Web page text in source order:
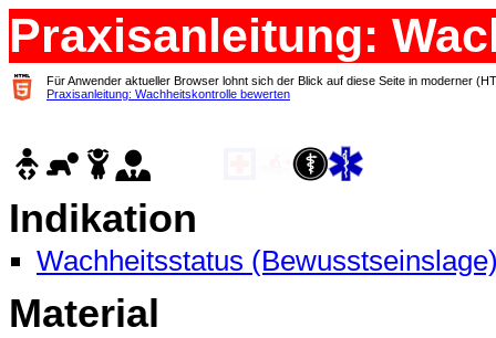
Praxisanleitung:
Für Anwender aktueller Browser lohnt sich der Blick auf diese Seite in moderner
Praxisanleitung: Wachheitskontrolle bewerten
Indikation
Wachheitsstatus
Material